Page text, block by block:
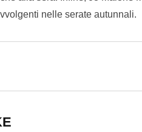
nelle serate autunnali.